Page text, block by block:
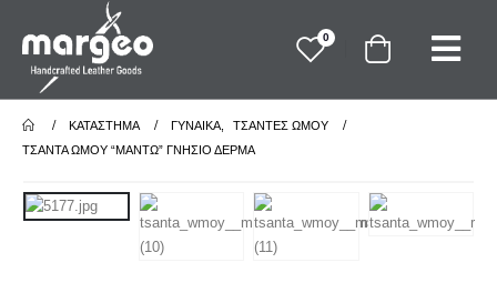
0
ΚΑΤΆΣΤΗΜΑ ΓΥΝΑΙΚΑ
ΤΣΑΝΤΕΣ ΩΜΟΥ
ΤΣΆΝΤΑ ΏΜΟΥ “ΜΑΝΤΏ” ΓΝΉΣΙΟ ΔΈΡΜΑ